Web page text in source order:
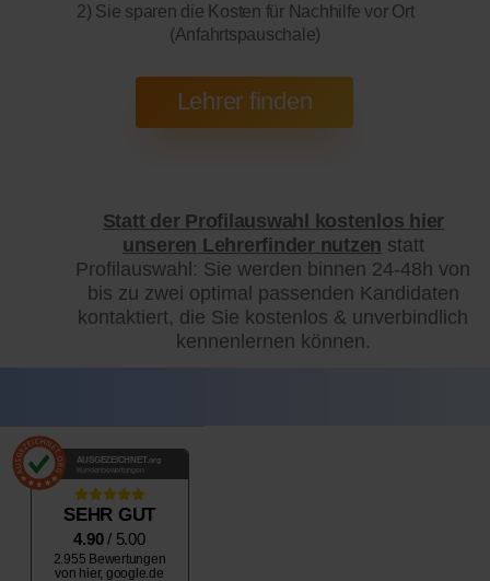
2) Sie sparen die Kosten für Nachhilfe vor Ort
(Anfahrtspauschale)
Statt der Profilauswahl kostenlos hier
unseren Lehrerfinder nutzen statt
Profilauswahl: Sie werden binnen 24-48h von
bis zu zwei optimal passenden Kandidaten
kontaktiert, die Sie kostenlos & unverbindlich
kennenlernen können.
AUSGEZEICHNET .org
Kundenbewertungen
SEHR GUT
4.90/ 5.00
2.955 Bewertungen
von hier, google.de